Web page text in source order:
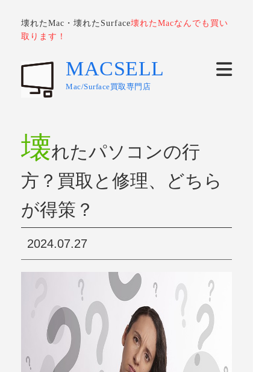
壊れたMac・壊れたSurface壊れたMacなんでも買い
取ります！
MACSELL
Mac/Surface買取専門店
壊れたパソコンの行
方？買取と修理、どちら
が得策？
2024.07.27